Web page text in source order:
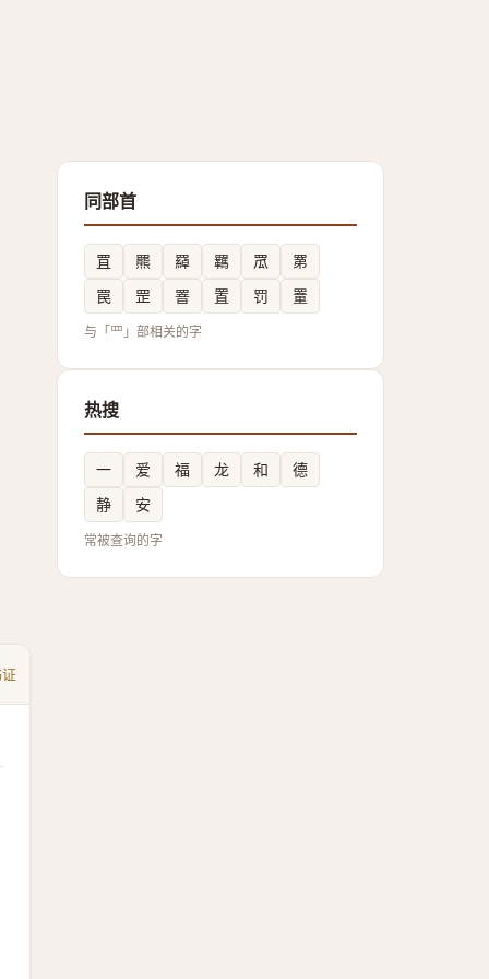
同部首
罝 羆 羄 羈 罛
罤
罠
罡 罯 置 罚 罿
与「罒」部相关的字
热搜
一 爱 福 龙 和
德
静
安
常被查询的字